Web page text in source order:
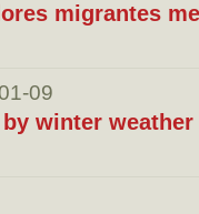
migrantes
09
winter